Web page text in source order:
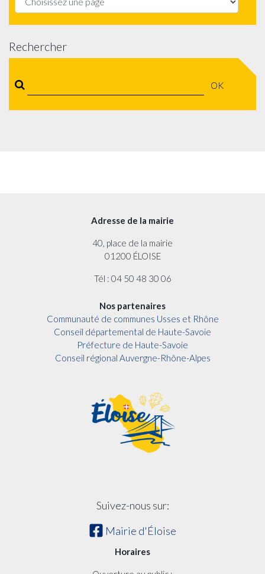
Rechercher
OK
Adresse de la mairie
40, place de la mairie
01200 ÉLOISE
Tél : 04 50 48 30 06
Nos partenaires
Communauté de communes Usses et Rhône
Conseil départemental de Haute-Savoie
Préfecture de Haute-Savoie
Conseil régional Auvergne-Rhône-Alpes
Suivez-nous sur:
Mairie d'Éloise
Horaires